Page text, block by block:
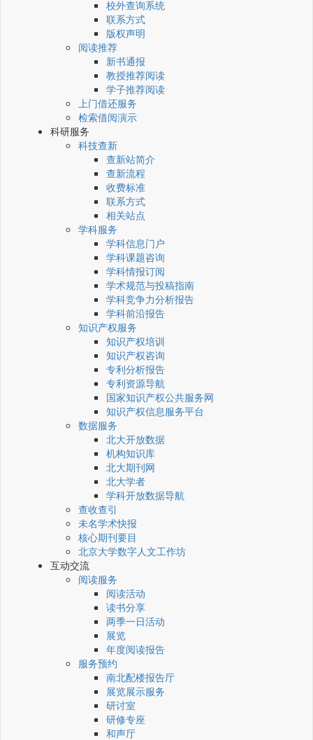
校外查询系统
联系方式
版权声明
阅读推荐
新书通报
教授推荐阅读
学子推荐阅读
上门借还服务
检索借阅演示
科研服务
科技查新
查新站简介
查新流程
收费标准
联系方式
相关站点
学科服务
学科信息门户
学科课题咨询
学科情报订阅
学术规范与投稿指南
学科竞争力分析报告
学科前沿报告
知识产权服务
知识产权培训
知识产权咨询
专利分析报告
专利资源导航
国家知识产权公共服务网
知识产权信息服务平台
数据服务
北大开放数据
机构知识库
北大期刊网
北大学者
学科开放数据导航
查收查引
未名学术快报
核心期刊要目
北京大学数字人文工作坊
互动交流
阅读服务
阅读活动
读书分享
两季一日活动
展览
年度阅读报告
服务预约
南北配楼报告厅
展览展示服务
研讨室
研修专座
和声厅